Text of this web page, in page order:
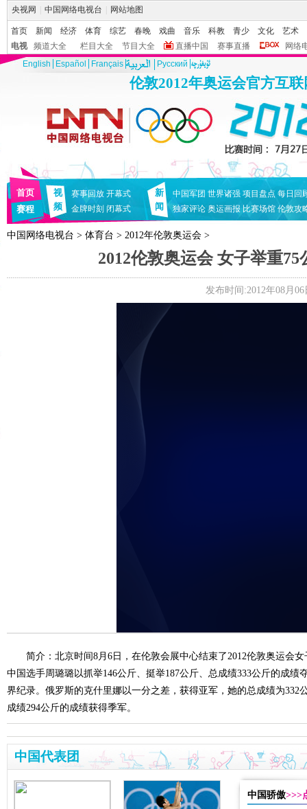
央视网 中国网络电视台 网站地图
首页 新闻 经济 体育 综艺 春晚 戏曲 音乐 科教 青少 文化
艺术
电视
频道大全 栏目大全 节目大全 直播中国 赛事直播
网络
English
Español Français Pусский
伦敦2012年奥运会官方互
首页
赛程
视
频
赛事回放 开幕式
金牌时刻 闭幕式
新
闻
中国军团 世界诸强 项目盘点 每日回
独家评论 奥运画报 比赛场馆 伦敦攻
中国网络电视台 > 体育台 > 2012年伦敦奥运会 >
2012伦敦奥运会 女子举重
发布时间:2012年08月
简介：北京时间8月6日，在伦敦会展中心结束了2012伦敦奥运会
中国选手周璐璐以抓举146公斤、挺举187公斤、总成绩333公斤的成绩
界纪录。俄罗斯的克什里娜以一分之差，获得亚军，她的总成绩为332
成绩294公斤的成绩获得季军。
中国代表团
中国骄傲>>>